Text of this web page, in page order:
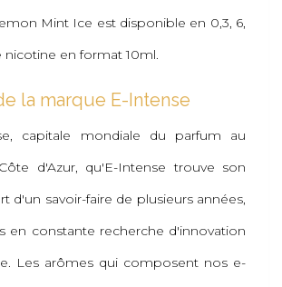
Mint Ice est disponible en 0,3, 6,
nicotine en format 10ml.
la marque E-Intense
capitale mondiale du parfum au
d'Azur, qu'E-Intense trouve son
d'un savoir-faire de plusieurs années,
en constante recherche d'innovation
Les arômes qui composent nos e-